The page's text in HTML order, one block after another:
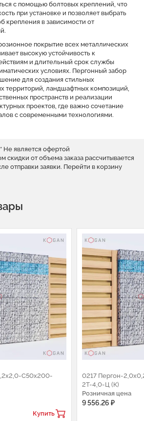
с помощью болтовых креплений, что
при установке и позволяет выбрать
крепления в зависимости от
покрытие всех металлических
высокую устойчивость к
и длительный срок службы
условиях. Пергонный забор
для создания стильных
территорий, ландшафтных композиций,
пространств и реализации
проектов, где важно сочетание
с современными технологиями.
* Не является офертой
скидки от объема заказа рассчитывается
отправки заявки. Перейти в корзину
С50х200-
Купить
0217 Пергон-
2Т-4,0-Ц (К)
Розничная цена
9 556.26 ₽